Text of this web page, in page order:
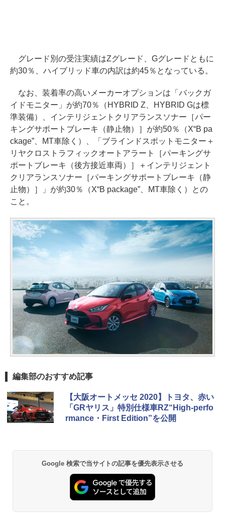
グレード別の受注実績はZグレード、Gグレードともに
約30％、ハイブリッド車の内訳は約45％となっている。
なお、装着率の高いメーカーオプションは「バックガ
イドモニター」が約70％（HYBRID Z、HYBRID Gは標
準装備）、インテリジェントクリアランスソナー［パー
キングサポートブレーキ（静止物）］が約50％（X“B pa
ckage”、MT車除く）、「ブラインドスポットモニター＋
リヤクロストラフィックオートアラート［パーキングサ
ポートブレーキ（後方接近車両）］＋インテリジェント
クリアランスソナー［パーキングサポートブレーキ（静
止物）］」が約30％（X“B package”、MT車除く）との
こと。
編集部のおすすめ記事
【大阪オートメッセ 2020】トヨタ、赤い
「GRヤリス」特別仕様車RZ“High-perfo
rmance・First Edition”を公開
Google 検索で当サイトの記事を優先表示させる